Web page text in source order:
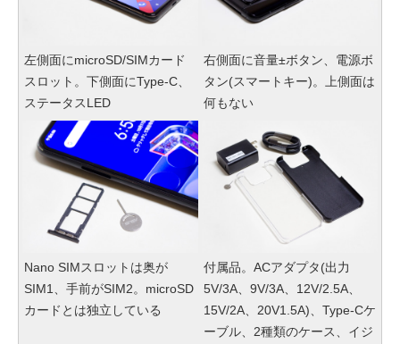
左側面にmicroSD/SIMカード
スロット。下側面にType-C、
ステータスLED
右側面に音量±ボタン、電源ボ
タン(スマートキー)。上側面は
何もない
Nano SIMスロットは奥が
SIM1、手前がSIM2。microSD
カードとは独立している
付属品。ACアダプタ(出力
5V/3A、9V/3A、12V/2.5A、
15V/2A、20V1.5A)、Type-Cケ
ーブル、2種類のケース、イジ